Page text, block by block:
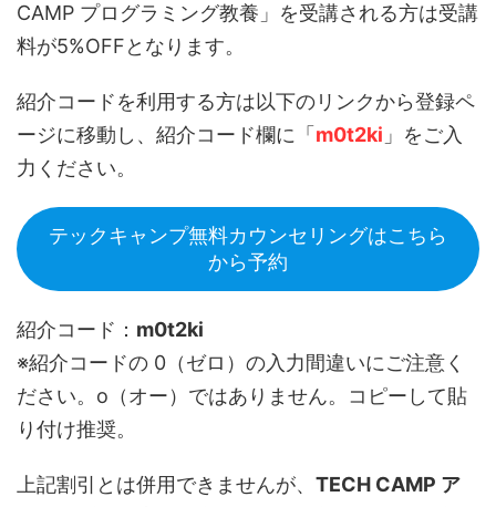
CAMP プログラミング教養」を受講される方は受講
料が5%OFFとなります。
紹介コードを利用する方は以下のリンクから登録ペ
ージに移動し、紹介コード欄に「 m0t2ki 」をご入
力ください。
テックキャンプ無料カウンセリングはこちら
から予約
紹介コード： m0t2ki
※紹介コードの 0（ゼロ）の入力間違いにご注意く
ださい。o（オー）ではありません。コピーして貼
り付け推奨。
上記割引とは併用できませんが、 TECH CAMP ア